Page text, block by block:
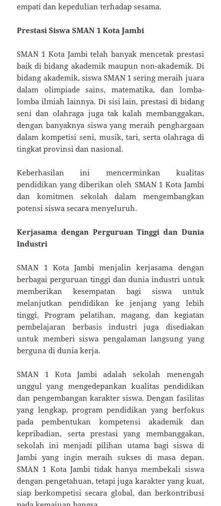
empati dan kepedulian terhadap sesama.
Prestasi Siswa SMAN 1 Kota Jambi
SMAN 1 Kota Jambi telah banyak mencetak prestasi
baik di bidang akademik maupun non-akademik. Di
bidang akademik, siswa SMAN 1 sering meraih juara
dalam olimpiade sains, matematika, dan lomba-
lomba ilmiah lainnya. Di sisi lain, prestasi di bidang
seni dan olahraga juga tak kalah membanggakan,
dengan banyaknya siswa yang meraih penghargaan
dalam kompetisi seni, musik, tari, serta olahraga di
tingkat provinsi dan nasional.
Keberhasilan ini mencerminkan kualitas
pendidikan yang diberikan oleh SMAN 1 Kota Jambi
dan komitmen sekolah dalam mengembangkan
potensi siswa secara menyeluruh.
Kerjasama dengan Perguruan Tinggi dan Dunia
Industri
SMAN 1 Kota Jambi menjalin kerjasama dengan
berbagai perguruan tinggi dan dunia industri untuk
memberikan kesempatan bagi siswa untuk
melanjutkan pendidikan ke jenjang yang lebih
tinggi. Program pelatihan, magang, dan kegiatan
pembelajaran berbasis industri juga disediakan
untuk memberi siswa pengalaman langsung yang
berguna di dunia kerja.
SMAN 1 Kota Jambi adalah sekolah menengah
unggul yang mengedepankan kualitas pendidikan
dan pengembangan karakter siswa. Dengan fasilitas
yang lengkap, program pendidikan yang berfokus
pada pembentukan kompetensi akademik dan
kepribadian, serta prestasi yang membanggakan,
sekolah ini menjadi pilihan utama bagi siswa di
Jambi yang ingin meraih sukses di masa depan.
SMAN 1 Kota Jambi tidak hanya membekali siswa
dengan pengetahuan, tetapi juga karakter yang kuat,
siap berkompetisi secara global, dan berkontribusi